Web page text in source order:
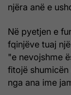
njëra anë e
Në pyetjen e
fqinjëve tuaj
"e nevojshme
fitojë
nga ana ime